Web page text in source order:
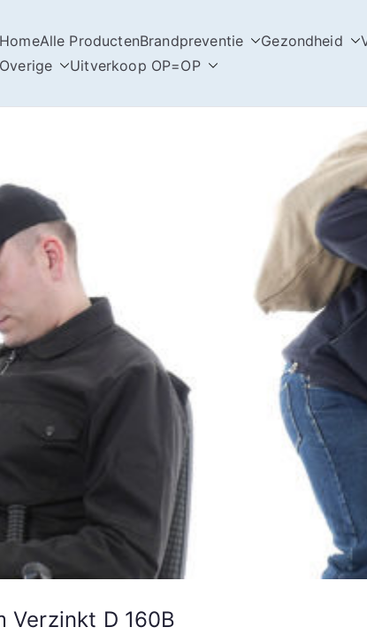
HomeAlle ProductenBrandpreventie Gezondheid
Overige
Uitverkoop OP=OP
Verzinkt D 160B